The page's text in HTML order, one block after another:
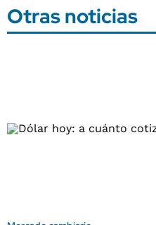
Otras noticias